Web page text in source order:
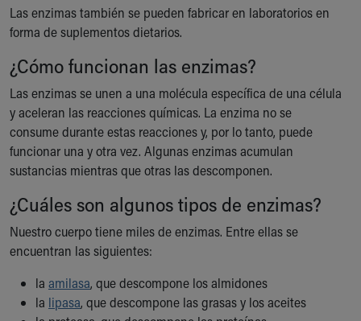
Find a Pediatrician
MyChart
Breastfeeding Medicine
Child Passenger Safety
Safe Sleep for Babies
Safe Sleep
About Akron Children's Pediatrics
Who We Are
Building a Brighter Future
Our Mission, Vision, Promise
Calendar of Events
Community Mission
Connect With Us
Our Culture of Caring
Newsroom
Our Leadership
Las enzimas también se pueden fabricar en laboratorios en
forma de suplementos dietarios.
¿Cómo funcionan las enzimas?
Las enzimas se unen a una molécula específica de una célula
y aceleran las reacciones químicas. La enzima no se
consume durante estas reacciones y, por lo tanto, puede
funcionar una y otra vez. Algunas enzimas acumulan
sustancias mientras que otras las descomponen.
¿Cuáles son algunos tipos de enzimas?
Nuestro cuerpo tiene miles de enzimas. Entre ellas se
encuentran las siguientes:
la amilasa, que descompone los almidones
la lipasa, que descompone las grasas y los aceites